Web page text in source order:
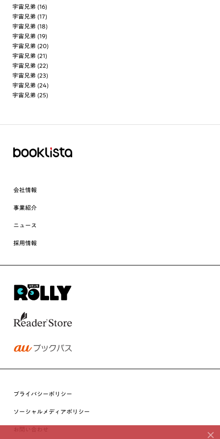
宇宙兄弟 (16)
宇宙兄弟 (17)
宇宙兄弟 (18)
宇宙兄弟 (19)
宇宙兄弟 (20)
宇宙兄弟 (21)
宇宙兄弟 (22)
宇宙兄弟 (23)
宇宙兄弟 (24)
宇宙兄弟 (25)
会社情報
事業紹介
ニュース
採用情報
プライバシーポリシー
ソーシャルメディアポリシー
お問い合わせ